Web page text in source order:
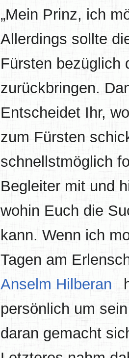
„Mein Prinz, ich
Allerdings sollte
Fürsten bezüglich
zurückbringen.
Entscheidet Ihr,
zum Fürsten
schnellstmöglich
Begleiter mit und
wohin Euch die
kann. Wenn ich
Tagen am
Anselm Hilberan
persönlich um
daran gemacht